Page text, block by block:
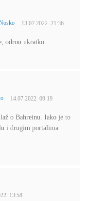
13.07.2022. 21:36
odron ukratko.
14.07.2022. 09:19
o Bahreinu. Iako je to
i drugim portalima
13:58